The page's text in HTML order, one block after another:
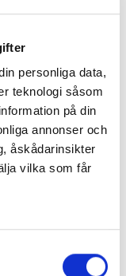
personliga data,
teknologi såsom
på din
annonser och
åskådarinsikter
vilka som får
till flera meter
att företaget
ett erbjudande
svarade
i funktionellt
renovering.
hade
beslutade att